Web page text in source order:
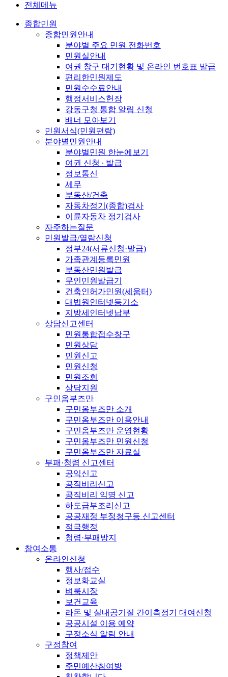
전체메뉴
종합민원
종합민원안내
분야별 주요 민원 전화번호
민원실안내
여권 창구 대기현황 및 온라인 번호표 발급
편리한민원제도
민원수수료안내
행정서비스헌장
강동구청 통합 알림 신청
배너 모아보기
민원서식(민원편람)
분야별민원안내
분야별민원 한눈에보기
여권 신청 ∙ 발급
정보통신
세무
부동산/건축
자동차정기(종합)검사
이륜자동차 정기검사
자주하는질문
민원발급/열람신청
정부24(서류신청·발급)
가족관계등록민원
부동산민원발급
무인민원발급기
건축인허가민원(세움터)
대법원인터넷등기소
지방세인터넷납부
상담신고센터
민원통합접수창구
민원상담
민원신고
민원신청
민원조회
상담지원
구민옴부즈만
구민옴부즈만 소개
구민옴부즈만 이용안내
구민옴부즈만 운영현황
구민옴부즈만 민원신청
구민옴부즈만 자료실
부패·청렴 신고센터
공익신고
공직비리신고
공직비리 익명 신고
하도급부조리신고
공공재정 부정청구등 신고센터
적극행정
청렴·부패방지
참여소통
온라인신청
행사/접수
정보화교실
벼룩시장
보건교육
라돈 및 실내공기질 간이측정기 대여신청
공공시설 이용 예약
구정소식 알림 안내
구정참여
정책제안
주민예산참여방